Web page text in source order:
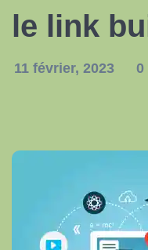
le link
11 février, 2023 0